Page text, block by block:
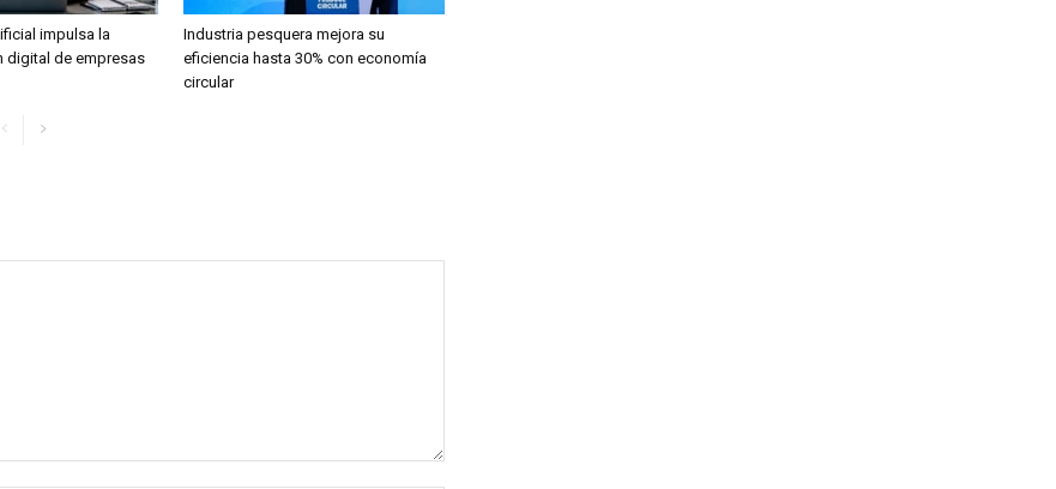
impulsa la
digital de empresas
Industria pesquera mejora su
eficiencia hasta 30% con economía
circular